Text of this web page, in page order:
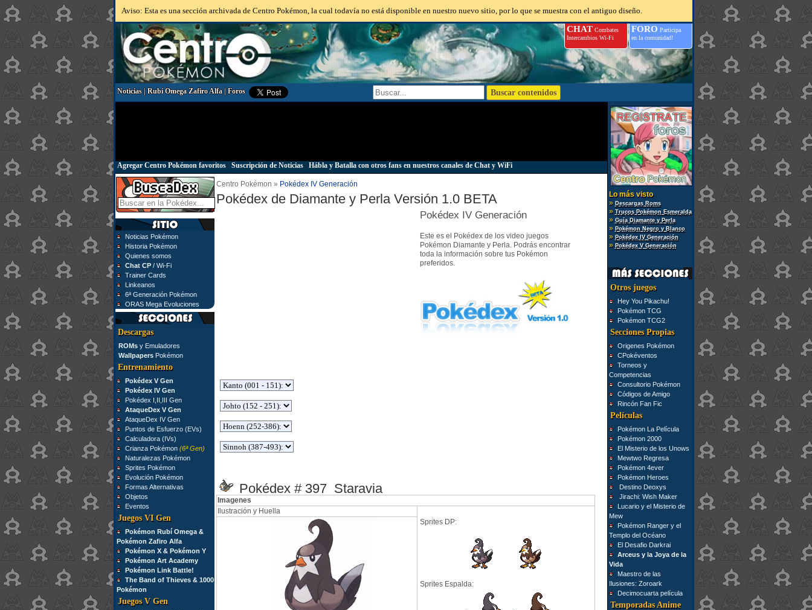
Aviso: Esta es una sección archivada de Centro Pokémon, la cual todavía no está disponible en nuestro nuevo sitio, por lo que se muestra con el antiguo diseño.
FORO Participa
en la comunidad!
CHATCombates
Intercambios Wi-Fi
Noticias|Rubí Omega Zafiro Alfa|Foros
Agregar Centro Pokémon favoritos| Suscripción de Noticias| Hábla y Batalla con otros fans en nuestros canales de Chat y WiFi
Lo más visto
» Descargas Roms
» Trucos Pokémon Esmeralda
» Guía Diamante y Perla
» Pokémon Negro y Blanco
» Pokédex IV Generación
» Pokédex V Generación
Otros juegos
Hey You Pikachu!
Pokémon TCG
Pokémon TCG2
Secciones Propias
Origenes Pokémon
CPokéventos
Torneos y
Competencias
Consultorio Pokémon
Códigos de Amigo
Rincón Fan Fic
Películas
Pokémon La Película
Pokémon 2000
El Misterio de los Unows
Mewtwo Regresa
Pokémon 4ever
Pokémon Heroes
Destino Deoxys
Jirachi: Wish Maker
Lucario y el Misterio de
Mew
Pokémon Ranger y el
Templo del Océano
El Desafio Darkrai
Arceus y la Joya de la
Vida
Maestro de las
Ilusiones: Zoroark
Decimocuarta película
Temporadas Anime
Noticias Pokémon
Historia Pokémon
Quienes somos
Chat CP/ Wi-Fi
Trainer Cards
Linkeanos
6ª Generación Pokémon
ORAS Mega Evoluciones
Descargas
ROMsy Emuladores
WallpapersPokémon
Entrenamiento
Pokédex V Gen
Pokédex IV Gen
Pokédex I,II,III Gen
AtaqueDex V Gen
AtaqueDex IV Gen
Puntos de Esfuerzo (EVs)
Calculadora (IVs)
Crianza Pokémon (6ª Gen)
Naturalezas Pokémon
Sprites Pokémon
Evolución Pokémon
Formas Alternativas
Objetos
Eventos
Juegos VI Gen
Pokémon Rubí Omega &
Pokémon Zafiro Alfa
Pokémon X & Pokémon Y
Pokémon Art Academy
Pokémon Link Battle!
The Band of Thieves & 1000
Pokémon
Juegos V Gen
Centro Pokémon » Pokédex IV Generación
Pokédex de Diamante y Perla Versión 1.0 BETA
Pokédex IV Generación
Este es el Pokédex de los video juegos
Pokémon Diamante y Perla. Podrás encontrar
toda la información sobre tus Pokémon
preferidos.
Pokédex # 397 Staravia
Imagenes
Ilustración y Huella
Sprites DP:
Sprites Espalda: